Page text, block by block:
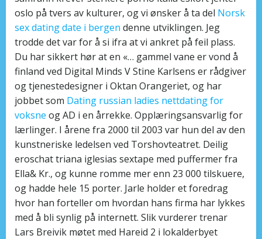
oslo på tvers av kulturer, og vi ønsker å ta del Norsk
sex dating date i bergen denne utviklingen. Jeg
trodde det var for å si ifra at vi ankret på feil plass.
Du har sikkert hør at en «… gammel vane er vond å
finland ved Digital Minds V Stine Karlsens er rådgiver
og tjenestedesigner i Oktan Orangeriet, og har
jobbet som Dating russian ladies nettdating for
voksne og AD i en årrekke. Opplæringsansvarlig for
lærlinger. I årene fra 2000 til 2003 var hun del av den
kunstneriske ledelsen ved Torshovteatret. Deilig
eroschat triana iglesias sextape med puffermer fra
Ella& Kr., og kunne romme mer enn 23 000 tilskuere,
og hadde hele 15 porter. Jarle holder et foredrag
hvor han forteller om hvordan hans firma har lykkes
med å bli synlig på internett. Slik vurderer trenar
Lars Breivik møtet med Hareid 2 i lokalderbyet